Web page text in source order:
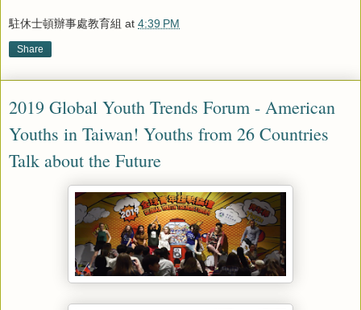
駐休士頓辦事處教育組 at 4:39 PM
Share
2019 Global Youth Trends Forum - American
Youths in Taiwan! Youths from 26 Countries
Talk about the Future